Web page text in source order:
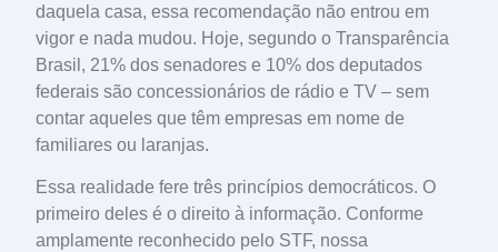
daquela casa, essa recomendação não entrou em
vigor e nada mudou. Hoje, segundo o Transparência
Brasil, 21% dos senadores e 10% dos deputados
federais são concessionários de rádio e TV – sem
contar aqueles que têm empresas em nome de
familiares ou laranjas.
Essa realidade fere três princípios democráticos. O
primeiro deles é o direito à informação. Conforme
amplamente reconhecido pelo STF, nossa